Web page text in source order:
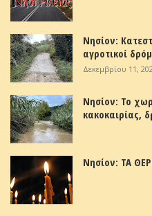
Νησίον:
αγροτικοί
Δεκεμβρίου 11,
Νησίον: Το
κακοκαιρίας,
Νησίον: ΤΑ